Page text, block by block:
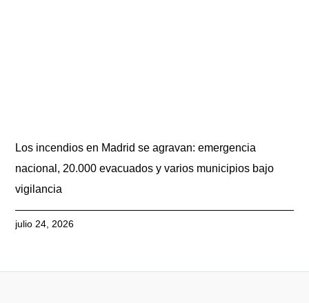
Los incendios en Madrid se agravan: emergencia
nacional, 20.000 evacuados y varios municipios bajo
vigilancia
julio 24, 2026